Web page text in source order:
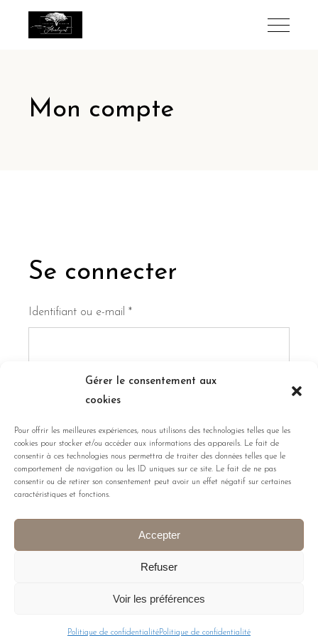
Gérer le consentement aux
cookies
Pour offrir les meilleures expériences, nous utilisons des technologies telles que les
cookies pour stocker et/ou accéder aux informations des appareils. Le fait de
consentir à ces technologies nous permettra de traiter des données telles que le
comportement de navigation ou les ID uniques sur ce site. Le fait de ne pas
consentir ou de retirer son consentement peut avoir un effet négatif sur certaines
caractéristiques et fonctions.
Accepter
Refuser
Voir les préférences
Politique de confidentialitéPolitique de confidentialité
Mon compte
Se connecter
Identifiant ou e-mail*Obligatoire